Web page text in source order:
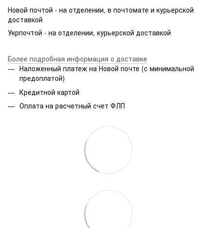
Новой почтой - на отделении, в почтомате и курьерской
доставкой
Укрпочтой - на отделении, курьерской доставкой
Более подробная информация о доставке
Наложенный платеж на Новой почте (с минимальной
предоплатой)
Кредитной картой
Оплата на расчетный счет ФЛП